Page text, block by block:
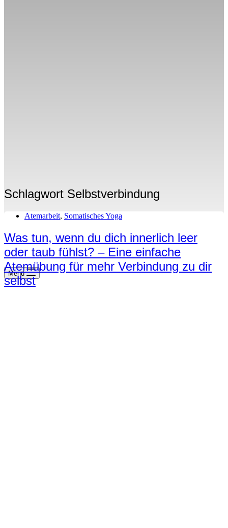
Menü
Schlagwort Selbstverbindung
Atemarbeit, Somatisches Yoga
Was tun, wenn du dich innerlich leer
oder taub fühlst? – Eine einfache
Atemübung für mehr Verbindung zu dir
selbst